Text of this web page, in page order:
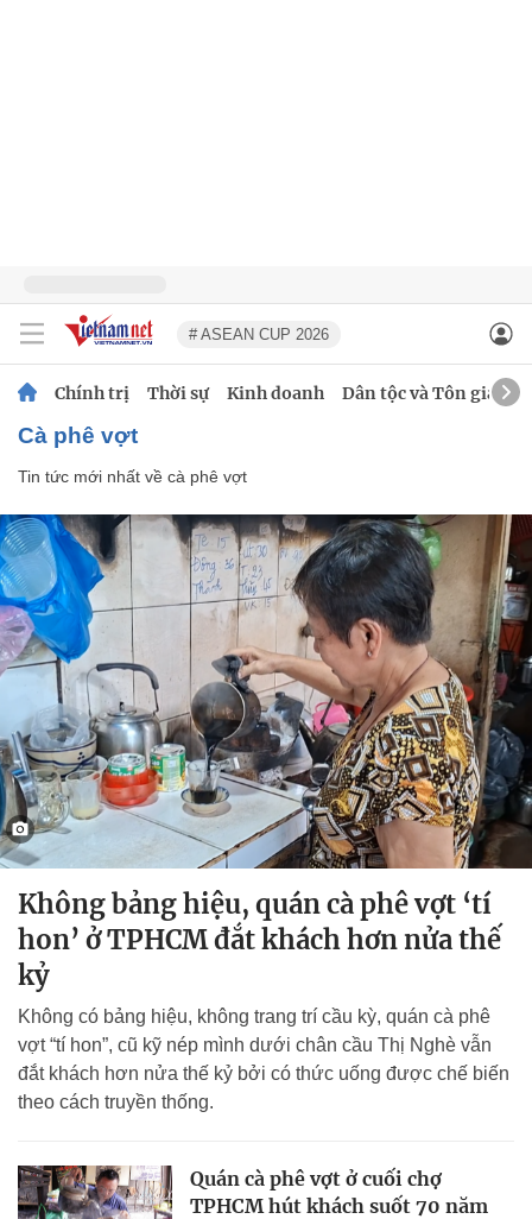
# ASEAN CUP 2026
Chính trị Thời sự Kinh doanh Dân tộc và Tôn giáo
cà phê vợt
Tin tức mới nhất về cà phê vợt
Không bảng hiệu, quán cà phê vợt ‘tí
hon’ ở TPHCM đắt khách hơn nửa thế
kỷ
Không có bảng hiệu, không trang trí cầu kỳ, quán cà phê
vợt “tí hon”, cũ kỹ nép mình dưới chân cầu Thị Nghè vẫn
đắt khách hơn nửa thế kỷ bởi có thức uống được chế biến
theo cách truyền thống.
Quán cà phê vợt ở cuối chợ
TPHCM hút khách suốt 70 năm